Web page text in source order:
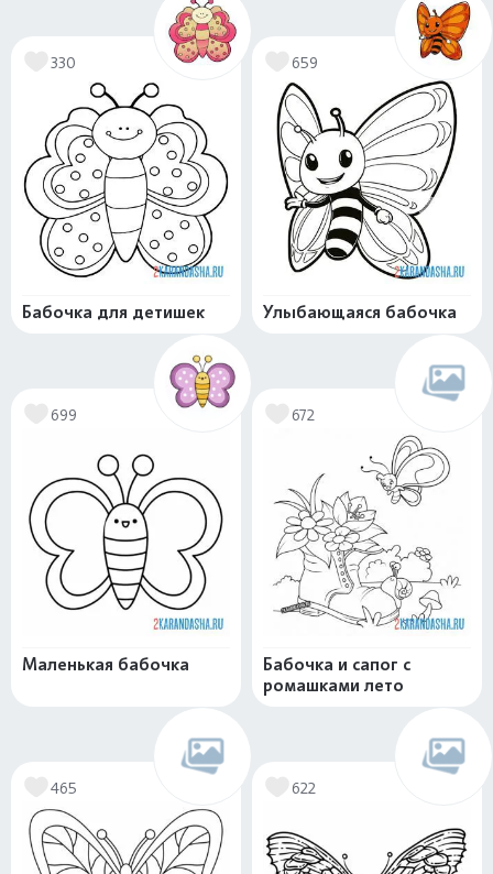
330
Бабочка для детишек
659
Улыбающаяся бабочка
699
Маленькая бабочка
672
Бабочка и сапог с
ромашками лето
465 622